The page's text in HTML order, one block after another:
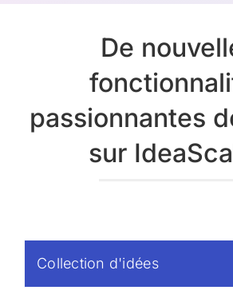
De
passionnantes
sur
Collection d'idées